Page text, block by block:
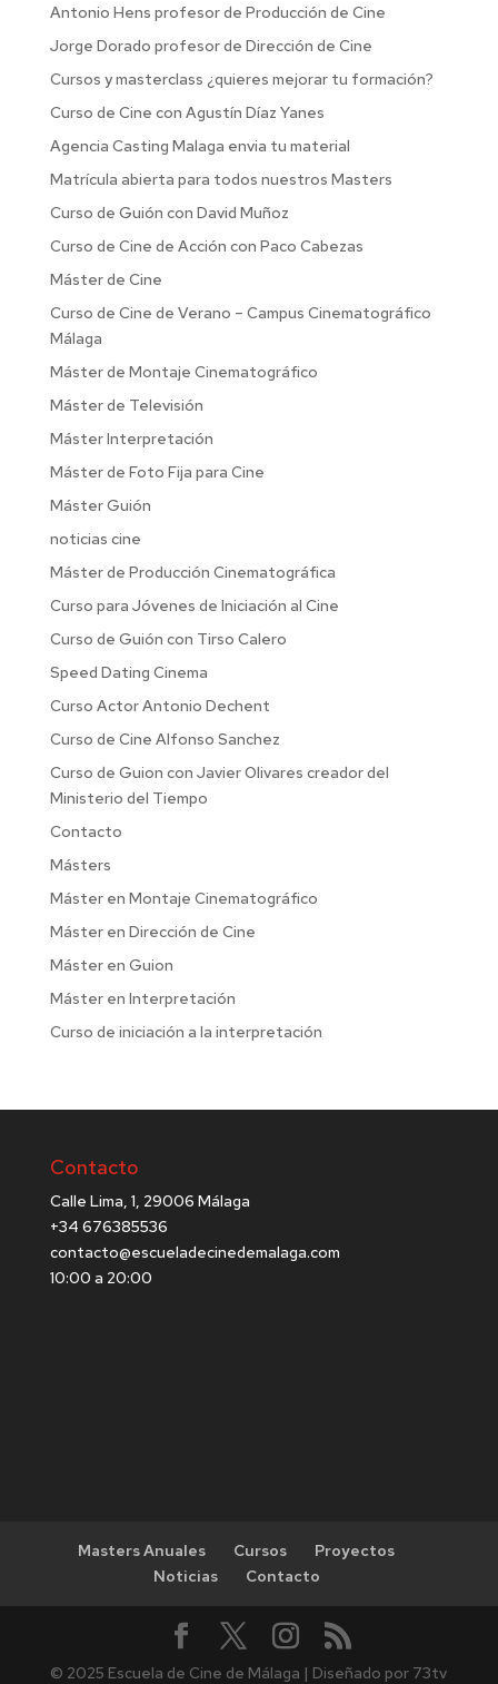
Antonio Hens profesor de Producción de Cine
Jorge Dorado profesor de Dirección de Cine
Cursos y masterclass ¿quieres mejorar tu formación?
Curso de Cine con Agustín Díaz Yanes
Agencia Casting Malaga envia tu material
Matrícula abierta para todos nuestros Masters
Curso de Guión con David Muñoz
Curso de Cine de Acción con Paco Cabezas
Máster de Cine
Curso de Cine de Verano – Campus Cinematográfico
Málaga
Máster de Montaje Cinematográfico
Máster de Televisión
Máster Interpretación
Máster de Foto Fija para Cine
Máster Guión
noticias cine
Máster de Producción Cinematográfica
Curso para Jóvenes de Iniciación al Cine
Curso de Guión con Tirso Calero
Speed Dating Cinema
Curso Actor Antonio Dechent
Curso de Cine Alfonso Sanchez
Curso de Guion con Javier Olivares creador del
Ministerio del Tiempo
Contacto
Másters
Máster en Montaje Cinematográfico
Máster en Dirección de Cine
Máster en Guion
Máster en Interpretación
Curso de iniciación a la interpretación
Contacto
Calle Lima, 1, 29006 Málaga
+34 676385536
contacto@escueladecinedemalaga.com
10:00 a 20:00
Masters Anuales Cursos
Proyectos
Noticias
Contacto
© 2025 Escuela de Cine de Málaga | Diseñado por 73tv